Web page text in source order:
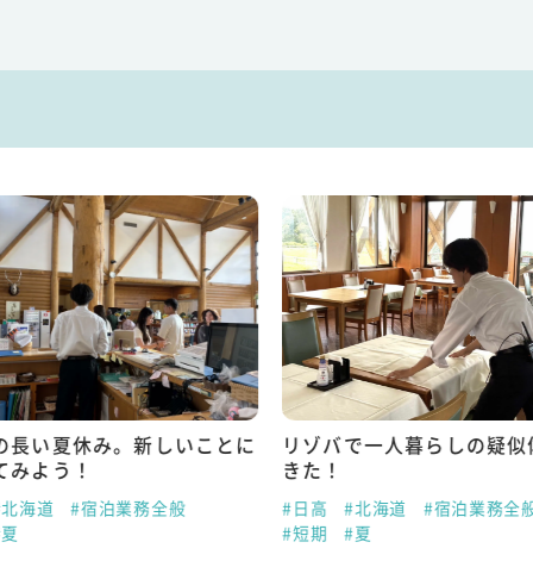
長い夏休み。新しいことに
みよう！
海道
#宿泊業務全般
リゾバで一人暮らしの疑
きた！
#日高 #北海道
#宿泊業務全
#短期
#夏